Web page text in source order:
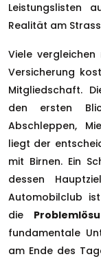
Leistungslisten
Realität am
Viele
Versicherung
Mitgliedschaft.
den ersten
Abschleppen,
liegt der
mit Birnen. Ein
dessen
Automobilclub
die
fundamentale
am Ende des